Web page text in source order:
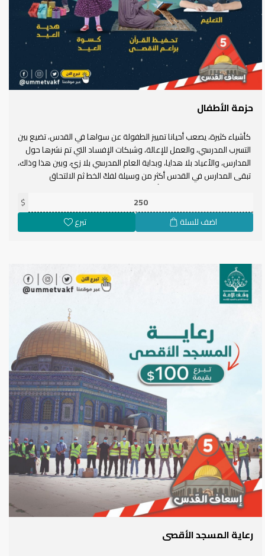
حزمة الأطفال
كأشياء كثيرة، يصعب أحيانا تمييز الطفولة عن سواها في القدس، تضيع بين
التسرب المدرسي، والعمل للإعالة، وشبكات الإفساد التي تم نشرها حول
المدارس، والأعياد بلا هدايا، وبداية العام المدرسي بلا زيّ، وبين هذا وذاك،
تبقى المدارس في القدس أكثر من وسيلة لفكّ الخط ثم الالتحاق
بالجامعة، بل هي مسنودة بأدبيّات الهوية والحفاظ على الإرث الطويل،
وتؤازها المصاطب، تحثّ على الصمود وتُعلي من شأنه فتقرنه بالعبادة،
رمضان هو موسم التربية الإيمانية والهوياتية لهؤلاء الأطفال وفرصة لأن
تحتويهم مصاطب المسجد الأقصى ومجالسه لتحفيظ القرآن، ولأن تظهر
$
اضف للسلة تبرع
رعاية المسجد الأقصى